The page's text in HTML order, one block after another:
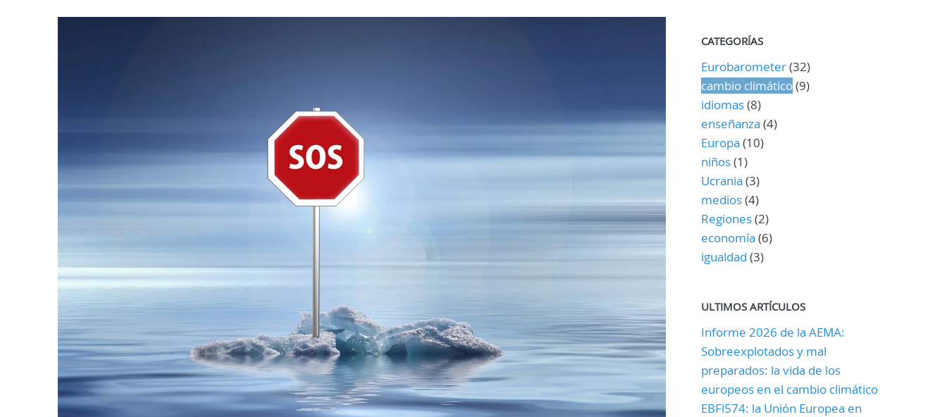
CATEGORÍAS
Eurobarometer(32)
cambio climático(9)
idiomas(8)
enseñanza (4)
Europa (10)
niños(1)
Ucrania (3)
medios(4)
Regiones(2)
economía (6)
igualdad (3)
ULTIMOS ARTÍCULOS
Informe 2026 de la AEMA:
Sobreexplotados y mal
preparados: la vida de los
europeos en el cambio climático
EBFl574: la Unión Europea en